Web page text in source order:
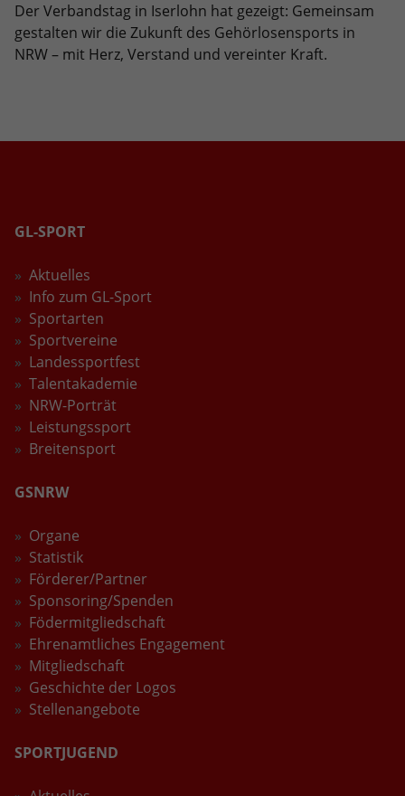
Der Verbandstag in Iserlohn hat gezeigt: Gemeinsam
gestalten wir die Zukunft des Gehörlosensports in
NRW – mit Herz, Verstand und vereinter Kraft.
GL-SPORT
Aktuelles
Info zum GL-Sport
Sportarten
Sportvereine
Landessportfest
Talentakademie
NRW-Porträt
Leistungssport
Breitensport
GSNRW
Organe
Statistik
Förderer/Partner
Sponsoring/Spenden
Födermitgliedschaft
Ehrenamtliches Engagement
Mitgliedschaft
Geschichte der Logos
Stellenangebote
SPORTJUGEND
Dieser Cookie identifiziert die Besucher
nach Alter, Geschlecht oder Interessen
Zweck
zu erhalten.